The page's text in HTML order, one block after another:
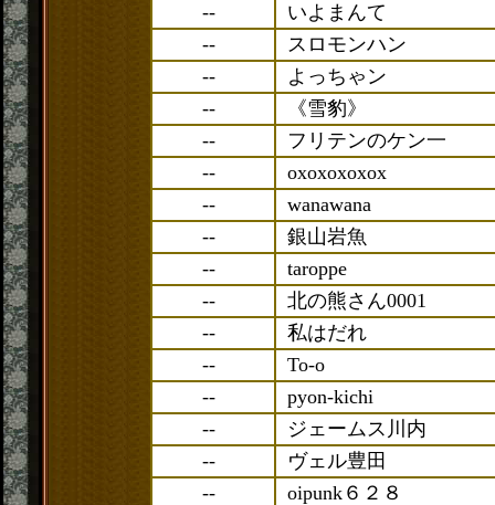
--
いよまんて
--
スロモンハン
--
よっちゃン
--
《雪豹》
--
フリテンのケン一
--
oxoxoxoxox
--
wanawana
--
銀山岩魚
--
taroppe
--
北の熊さん0001
--
私はだれ
--
To-o
--
pyon-kichi
--
ジェームス川内
--
ヴェル豊田
--
oipunk６２８